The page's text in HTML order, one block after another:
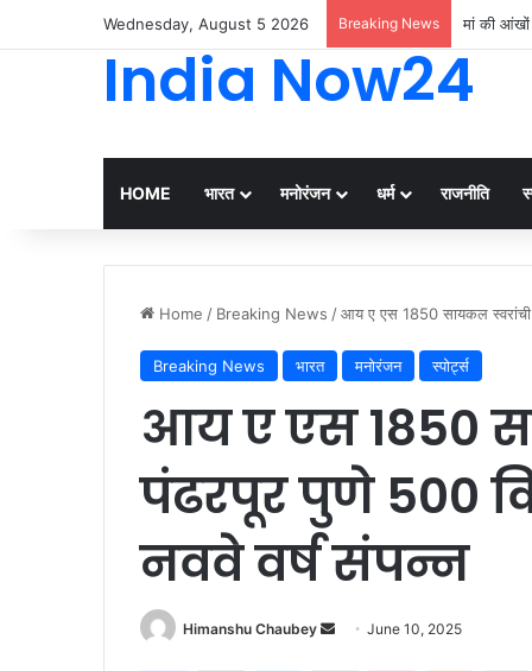
Wednesday, August 5 2026 Breaking News मां की आंखों
India Now24
HOME भारत मनोरंजन धर्म राजनीति
Home / Breaking News /आय ए एस 1850 सायकल स्वरांची
Breaking News भारत मनोरंजन स्पोर्ट्स
आय ए एस 1850
पंढरपूर पुणे 500
नववे वर्ष संपन्न
Himanshu Chaubey June 10, 2025